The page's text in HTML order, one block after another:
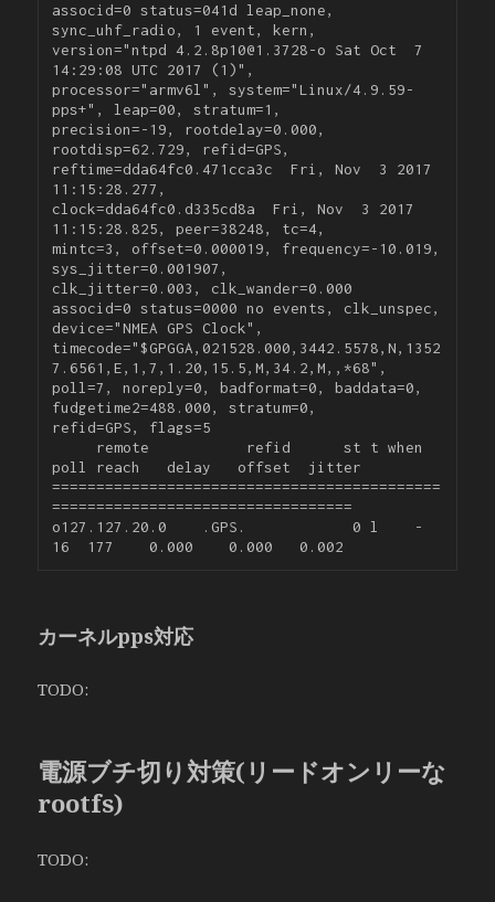
associd=0 status=041d leap_none,
sync_uhf_radio, 1 event, kern,
version="ntpd 4.2.8p10@1.3728-o Sat Oct  7
14:29:08 UTC 2017 (1)",
processor="armv6l", system="Linux/4.9.59-
pps+", leap=00, stratum=1,
precision=-19, rootdelay=0.000,
rootdisp=62.729, refid=GPS,
reftime=dda64fc0.471cca3c  Fri, Nov  3 2017
11:15:28.277,
clock=dda64fc0.d335cd8a  Fri, Nov  3 2017
11:15:28.825, peer=38248, tc=4,
mintc=3, offset=0.000019, frequency=-10.019,
sys_jitter=0.001907,
clk_jitter=0.003, clk_wander=0.000
associd=0 status=0000 no events, clk_unspec,
device="NMEA GPS Clock",
timecode="$GPGGA,021528.000,3442.5578,N,1352
7.6561,E,1,7,1.20,15.5,M,34.2,M,,*68",
poll=7, noreply=0, badformat=0, baddata=0,
fudgetime2=488.000, stratum=0,
refid=GPS, flags=5
poll reach   delay   offset  jitter
============================================
==================================
o127.127.20.0    .GPS.            0 l    -
カーネルpps対応
TODO:
電源ブチ切り対策(リードオンリーな
rootfs)
TODO: